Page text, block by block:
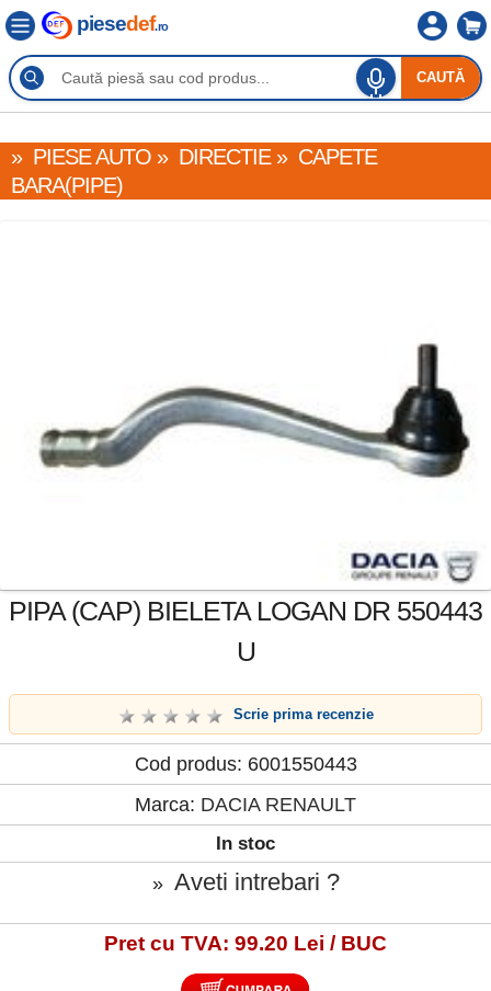
CAUTĂ
piesedef.ro
» PIESE AUTO » DIRECTIE» CAPETE
BARA(PIPE)
PIPA (CAP) BIELETA LOGAN DR 550443
U
Scrie prima recenzie
Cod produs: 6001550443
Marca: DACIA RENAULT
In stoc
» Aveti intrebari ?
Pret cu TVA: 99.20 Lei / BUC